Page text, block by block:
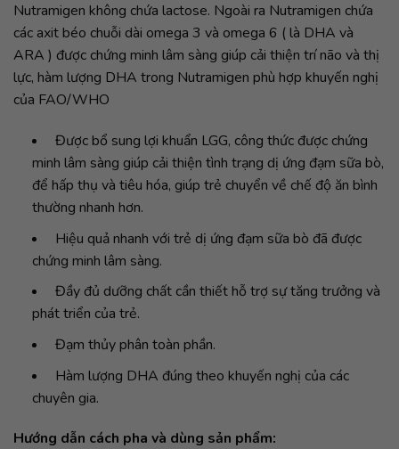
Nutramigen không chứa lactose. Ngoài ra Nutramigen chứa
các axit béo chuỗi dài omega 3 và omega 6 ( là DHA và
ARA ) được chứng minh lâm sàng giúp cải thiện trí não và thị
lực, hàm lượng DHA trong Nutramigen phù hợp khuyến nghị
của FAO/WHO
Được bổ sung lợi khuẩn LGG, công thức được chứng
minh lâm sàng giúp cải thiện tình trạng dị ứng đạm sữa bò,
để hấp thụ và tiêu hóa, giúp trẻ chuyển về chế độ ăn bình
thường nhanh hơn.
Hiệu quả nhanh với trẻ dị ứng đạm sữa bò đã được
chứng minh lâm sàng.
Đầy đủ dưỡng chất cần thiết hỗ trợ sự tăng trưởng và
phát triển của trẻ.
Đạm thủy phân toàn phần.
Hàm lượng DHA đúng theo khuyến nghị của các
chuyên gia.
Hướng dẫn cách pha và dùng sản phẩm: